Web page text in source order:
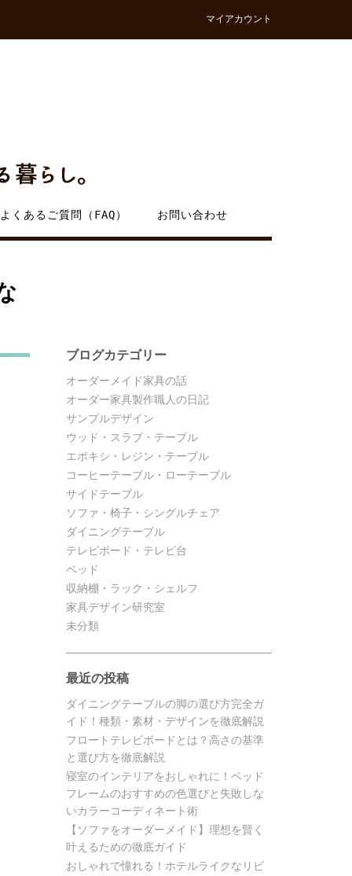
マイアカウント
よくあるご質問（FAQ） お問い合わせ
ブログカテゴリー
オーダーメイド家具の話
オーダー家具製作職人の日記
サンプルデザイン
ウッド・スラブ・テーブル
エポキシ・レジン・テーブル
コーヒーテーブル・ローテーブル
サイドテーブル
ソファ・椅子・シングルチェア
ダイニングテーブル
テレビボード・テレビ台
ベッド
収納棚・ラック・シェルフ
家具デザイン研究室
未分類
最近の投稿
ダイニングテーブルの脚の選び方完全ガ
イド！種類・素材・デザインを徹底解説
フロートテレビボードとは？高さの基準
と選び方を徹底解説
寝室のインテリアをおしゃれに！ベッド
フレームのおすすめの色選びと失敗しな
いカラーコーディネート術
【ソファをオーダーメイド】理想を賢く
叶えるための徹底ガイド
おしゃれで憧れる！ホテルライクなリビ